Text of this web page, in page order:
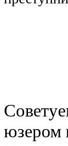
юзером